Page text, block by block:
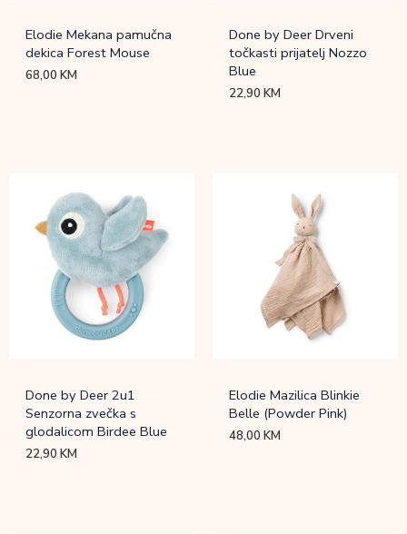
Elodie Mekana pamučna
dekica Forest Mouse
68,00KM
Done by Deer Drveni
točkasti prijatelj Nozzo
Blue
22,90KM
Done by Deer 2u1
Senzorna zvečka s
glodalicom Birdee Blue
22,90KM
Elodie Mazilica Blinkie
Belle (Powder Pink)
48,00KM